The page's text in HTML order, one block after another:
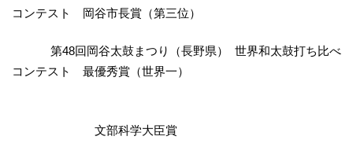
コンテスト 岡谷市長賞（第三位）
第48回岡谷太鼓まつり（長野県） 世界和太鼓打ち比べ
コンテスト 最優秀賞（世界一）
文部科学大臣賞